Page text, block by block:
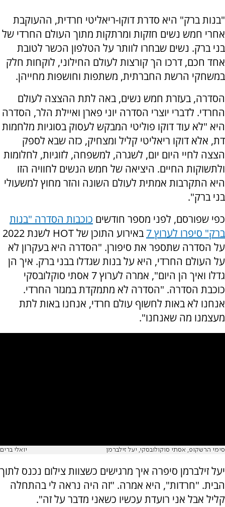
"בנות ברק" היא סדרת דוקו-ריאליטי חרדית, ההעוקבת
אחרי חמש נשים חזקות ומרתקות מתוך העולם החרדי של
בני ברק. נשים שבחרו לוותר על הטלפון הכשר לטובת
אחד חכם, דרכו הך קורצות לעולם החילוני, לוקחות חלק
במשחקי הרשת החברתית, משתפות וחושפות מחייהן.
הסדרה, בעזרת חמש נשים, באה לתת ההצצה לעולם
החרדי. לדברי יוצרי הסדרה יוני פארן ואיילת הלר, הסדרה
היא "לא עוד דוקו פוליטי המבקש לעסוק בסוגיות מלחמות
דת, אלא דוקו ריאליטי קליל ומצחיק, כזה שבא לספק
הצצה לחיי היום יום, לשגרה, למשפחה, לזוגיות, לחלומות
ולתשוקות החיים. היציאה של חמש הנשים לחוויה הזו
היא התקרבות אמתית לעולם השונה והזר מחוץ למשעולי
בני ברק".
כפי שפורסם, לפני מספר חודשים כוכבות הסדרה "בנות
ברק" סיפרו לערוץ 7
באירוע התוכן של HOT לשנת 2022
על הסדרה שתספר את סיפורן. "הסדרה היא בעקרון לא
על העולם החרדי, היא על בנות שגדלו בבני ברק. איך הן
גדלו ואיך הן היום", אמרה לערוץ 7 אסתי סוקלובסקי
כוכבת הסדרה. "הסדרה לא מתמקדת במגזר החרדי.
אנחנו לא באות לחשוף עולם חרדי, אנחנו באות לתת
מעצמנו מה שאנחנו".
סימי הרשקופ, אסתי סוקולובסקי, יעל זילברמן יואלי ברים
יעל זילברמן סיפרה איך מרגישים כשצוות צילום נכנס לתוך
הבית. "חרדות", היא אמרה. "זה היה נראה לי בהתחלה
קליל אבל אני רועדת עכשיו כשאני מדבר על זה".